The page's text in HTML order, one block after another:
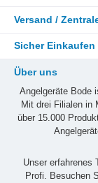
Versand /
Sicher Einkaufen
Über uns
Angelgeräte Bode
Mit drei Filialen in
über 15.000
Unser erfahrenes
Profi. Besuchen